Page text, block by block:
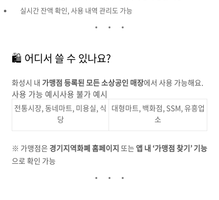
실시간 잔액 확인, 사용 내역 관리도 가능
🛍 어디서 쓸 수 있나요?
화성시 내 가맹점 등록된 모든 소상공인 매장에서 사용 가능해요.
사용 가능 예시사용 불가 예시
전통시장, 동네마트, 미용실, 식
당
대형마트, 백화점, SSM, 유흥업
소
※ 가맹점은 경기지역화폐 홈페이지또는 앱 내 ‘가맹점 찾기’ 기능
으로 확인 가능